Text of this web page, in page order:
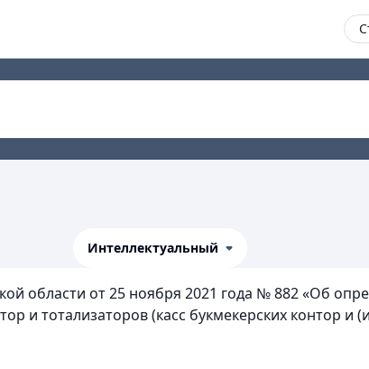
Интеллектуальный
области от 25 ноября 2021 года № 882 «Об
и тотализаторов (касс букмекерских контор и